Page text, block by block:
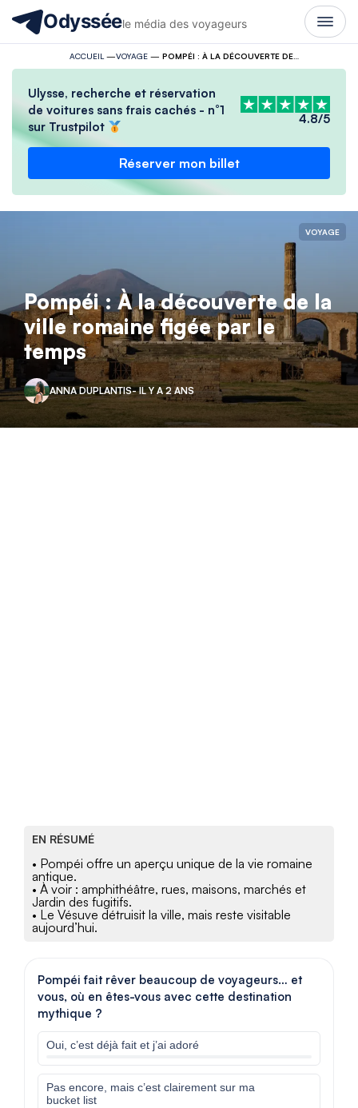
Odysséele média des voyageurs
ACCUEIL —VOYAGE— POMPÉI : À LA DÉCOUVERTE DE LA VILLE ROMAINE FIGÉE PAR LE TEMPS
Ulysse, recherche et réservation
de voitures sans frais cachés - n°1
sur Trustpilot
4.8/5
Réserver mon billet
VOYAGE
Pompéi : À la découverte de la
ville romaine figée par le
temps
ANNA DUPLANTIS- IL Y A 2 ANS
EN RÉSUMÉ
• Pompéi offre un aperçu unique de la vie romaine
antique.
• À voir : amphithéâtre, rues, maisons, marchés et
Jardin des fugitifs.
• Le Vésuve détruisit la ville, mais reste visitable
aujourd’hui.
Pompéi fait rêver beaucoup de voyageurs… et
vous, où en êtes-vous avec cette destination
mythique ?
Oui, c’est déjà fait et j’ai adoré
Pas encore, mais c’est clairement sur ma
bucket list